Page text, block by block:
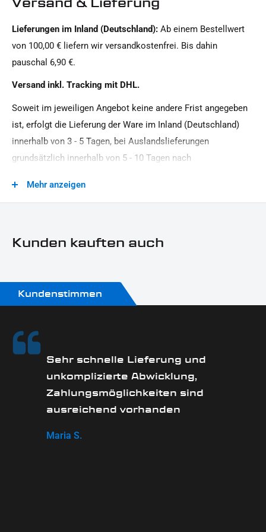
Lieferungen im Inland (Deutschland): Ab einem Bestellwert
von 100,00 € liefern wir versandkostenfrei. Bis dahin
pauschal 6,90 €.
Versand inkl. Tracking mit DHL.
Soweit im jeweiligen Angebot keine andere Frist angegeben
ist, erfolgt die Lieferung der Ware im Inland (Deutschland)
innerhalb von 3 - 5 Tagen, bei Auslandslieferungen
grundsätzlich innerhalb von 5 - 10 Tagen nach
Zeitpunkt Ihrer Zahlungsanweisung).Beachten Sie, dass an
Mehr anzeigen
Kunden kauften auch
Kundenstimmen
Sehr schnelle Lieferung und
unkomplizierte Abwicklung,
Zahlungsmöglichkeiten sind
ausreichend vorhanden
Maria S.